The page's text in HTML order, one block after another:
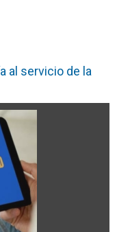
al servicio de la